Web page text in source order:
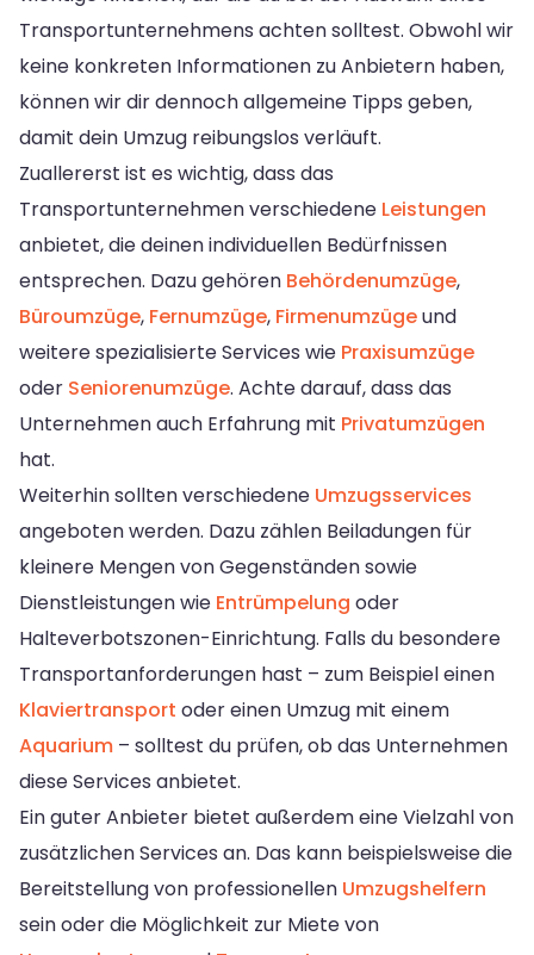
Transportunternehmens achten solltest. Obwohl wir
keine konkreten Informationen zu Anbietern haben,
können wir dir dennoch allgemeine Tipps geben,
damit dein Umzug reibungslos verläuft.
Zuallererst ist es wichtig, dass das
Transportunternehmen verschiedene Leistungen
anbietet, die deinen individuellen Bedürfnissen
entsprechen. Dazu gehören Behördenumzüge,
Büroumzüge, Fernumzüge, Firmenumzügeund
weitere spezialisierte Services wie Praxisumzüge
oder Seniorenumzüge. Achte darauf, dass das
Unternehmen auch Erfahrung mit Privatumzügen
hat.
Weiterhin sollten verschiedene Umzugsservices
angeboten werden. Dazu zählen Beiladungen für
kleinere Mengen von Gegenständen sowie
Dienstleistungen wie Entrümpelung oder
Halteverbotszonen-Einrichtung. Falls du besondere
Transportanforderungen hast – zum Beispiel einen
Klaviertransport oder einen Umzug mit einem
Aquarium – solltest du prüfen, ob das Unternehmen
diese Services anbietet.
Ein guter Anbieter bietet außerdem eine Vielzahl von
zusätzlichen Services an. Das kann beispielsweise die
Bereitstellung von professionellen Umzugshelfern
sein oder die Möglichkeit zur Miete von